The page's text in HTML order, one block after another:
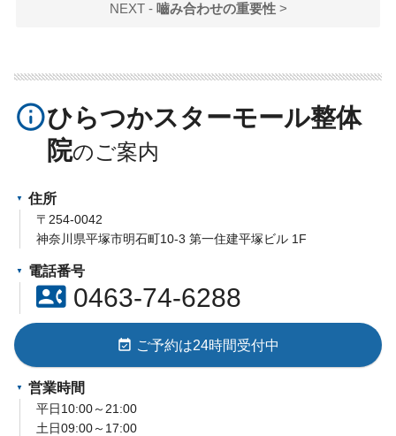
NEXT - 嚙み合わせの重要性>
info_outlineひらつかスターモール整体
院
住所
〒254-0042
神奈川県平塚市明石町10-3 第一住建平塚ビル 1F
電話番号
contact_phone0463-74-6288
event_available ご予約は24時間受付中
営業時間
平日10:00～21:00
土日09:00～17:00